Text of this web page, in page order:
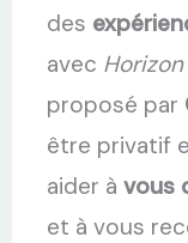
des
avec
proposé par
être privatif
aider àvous
et à vous